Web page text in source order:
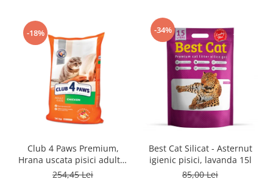
-18%
Club 4 Paws Premium,
Hrana uscata pisici adulte,
cu Pui 14kg
254,45 Lei
-34%
Best Cat Silicat - Asternut
igienic pisici, lavanda 15l
85,00 Lei